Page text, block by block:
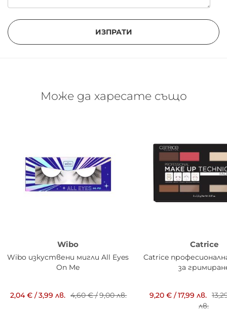
ИЗПРАТИ
Може да харесате също
Wibo
Wibo изкуствени мигли All Eyes
On Me
2,04 € /3,99 лв. 4,60 €/9,00 лв.
Catrice
Catrice
за
9,20 € /17,99 лв.
лв.